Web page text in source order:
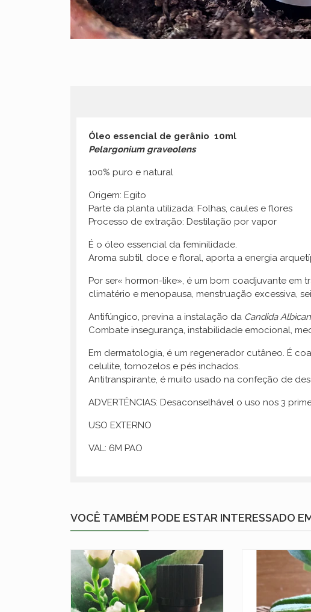
Óleo essencial de gerânio 10ml
Pelargonium graveolens
100% puro e natural
Origem: Egito
Parte da planta utilizada: Folhas, caules e flores
Processo de extração: Destilação por vapor
É o óleo essencial da feminilidade.
Aroma subtil, doce e floral, aporta a energia
Por ser« hormon-like», é um bom coadjuvante em
climatério e menopausa, menstruação excessiva,
Antifúngico, previna a instalação da Candida
Combate insegurança, instabilidade emocional,
Em dermatologia, é um regenerador cutâneo. É
celulite, tornozelos e pés inchados.
Antitranspirante, é muito usado na confeção de
ADVERTÊNCIAS: Desaconselhável o uso nos 3
USO EXTERNO
VAL: 6M PAO
VOCÊ TAMBÉM PODE ESTAR INTERESSADO